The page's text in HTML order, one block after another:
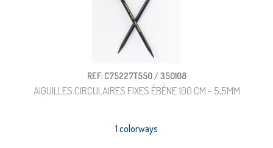
REF: C75227T550 / 350108
AIGUILLES CIRCULAIRES FIXES ÉBÈNE 100 CM - 5,5MM
1 colorways